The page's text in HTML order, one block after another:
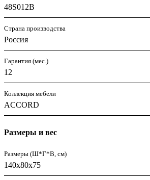
48S012B
Страна производства
Россия
Гарантия (мес.)
12
Коллекция мебели
ACCORD
Размеры и вес
Размеры (Ш*Г*В, см)
140x80x75